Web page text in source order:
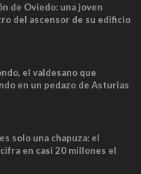
de Oviedo: una joven
del ascensor de su edificio
últimos minutos
el valdesano que
en un pedazo de Asturias
es solo una chapuza: el
en casi 20 millones el
que no cabían por los